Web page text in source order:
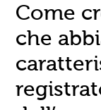
Come
che